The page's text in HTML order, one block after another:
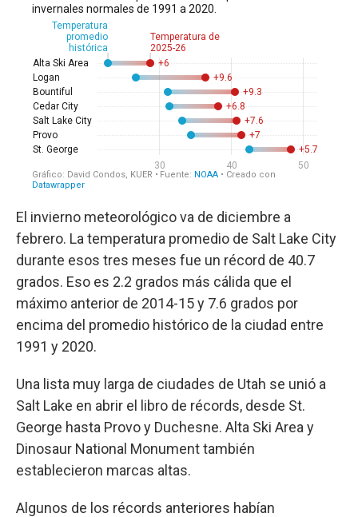
El invierno meteorológico va de diciembre a
febrero. La temperatura promedio de Salt Lake City
durante esos tres meses fue un récord de 40.7
grados. Eso es 2.2 grados más cálida que el
máximo anterior de 2014-15 y 7.6 grados por
encima del promedio histórico de la ciudad entre
1991 y 2020.
Una lista muy larga de ciudades de Utah se unió a
Salt Lake en abrir el libro de récords, desde St.
George hasta Provo y Duchesne. Alta Ski Area y
Dinosaur National Monument también
establecieron marcas altas.
Algunos de los récords anteriores habían